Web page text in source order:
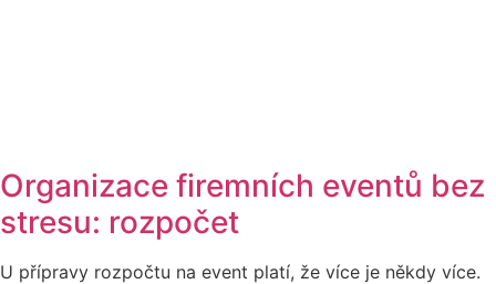
Organizace firemních eventů bez
stresu: rozpočet
U přípravy rozpočtu na event platí, že více je někdy více.